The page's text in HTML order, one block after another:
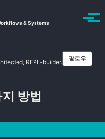
& Systems
Toggle
토
REPL-builder.
팔로우
방법